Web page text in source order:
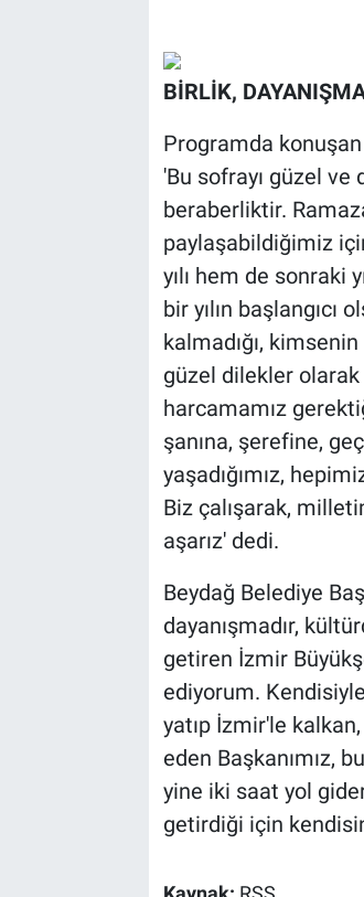
BİRLİK,
Programda
'Bu sofrayı güzel ve
beraberliktir.
paylaşabildiğimiz
yılı hem de sonraki
bir yılın başlangıcı
kalmadığı,
güzel dilekler
harcamamız
şanına, şerefine,
yaşadığımız,
Biz çalışarak,
aşarız' dedi.
Beydağ Belediye
dayanışmadır,
getiren İzmir
ediyorum.
yatıp İzmir'le
eden Başkanımız,
yine iki saat yol
getirdiği için